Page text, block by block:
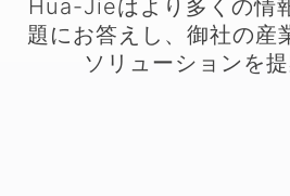
Hua-Jieはより多くの情
題にお答えし、御社の産
ソリューションを提